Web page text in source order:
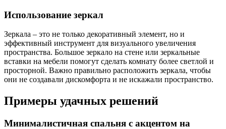
Использование зеркал
Зеркала – это не только декоративный элемент, но и
эффективный инструмент для визуального увеличения
пространства. Большое зеркало на стене или зеркальные
вставки на мебели помогут сделать комнату более светлой и
просторной. Важно правильно расположить зеркала, чтобы
они не создавали дискомфорта и не искажали пространство.
Примеры удачных решений
Минималистичная спальня с акцентом на